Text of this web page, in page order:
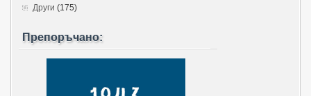
Други (175)
Препоръчано: